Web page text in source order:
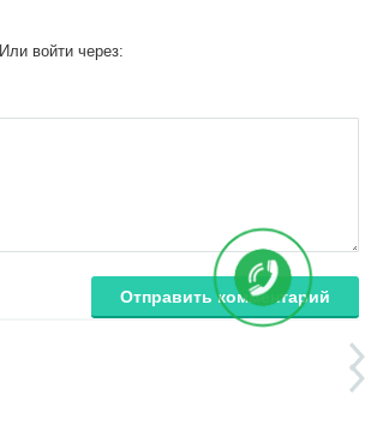
Или войти через:
Отправить комментарий